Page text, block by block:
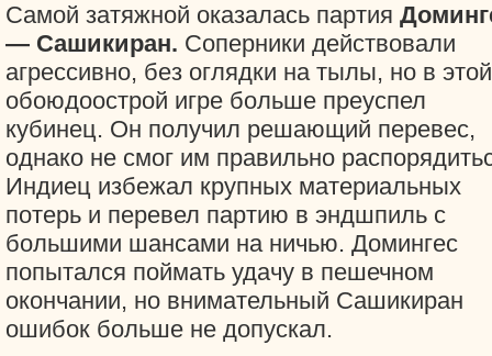
Самой затяжной оказалась партия
— Сашикиран. Соперники действовали
агрессивно, без оглядки на тылы, но в этой
обоюдоострой игре больше преуспел
кубинец. Он получил решающий перевес,
однако не смог им правильно
Индиец избежал крупных материальных
потерь и перевел партию в эндшпиль с
большими шансами на ничью. Домингес
попытался поймать удачу в пешечном
окончании, но внимательный Сашикиран
ошибок больше не допускал.